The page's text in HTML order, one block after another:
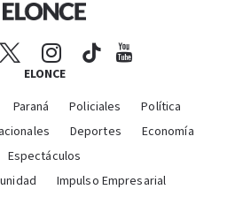
ELONCE
Paraná Policiales
Política
Deportes
Economía
Espectáculos
Impulso Empresarial